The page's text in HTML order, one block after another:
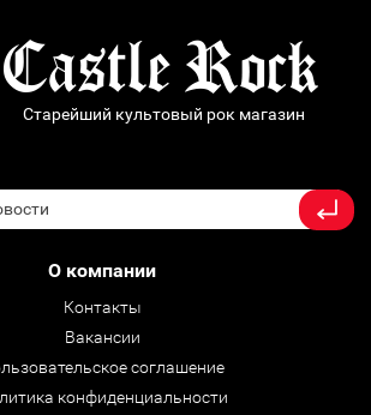
Старейший культовый рок магазин
О компании
Контакты
Вакансии
соглашение
конфиденциальности